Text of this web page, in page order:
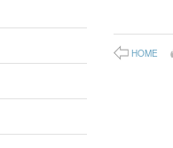
HOME